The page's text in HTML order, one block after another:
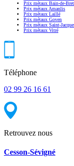
Prix métaux Bain-de-
Prix métaux Amanlis
Prix métaux Laillé
Prix métaux Goven
Prix métaux Saint-
Prix métaux Vitré
Téléphone
02 99 26 16 61
Retrouvez nous
Cesson-Sévigné